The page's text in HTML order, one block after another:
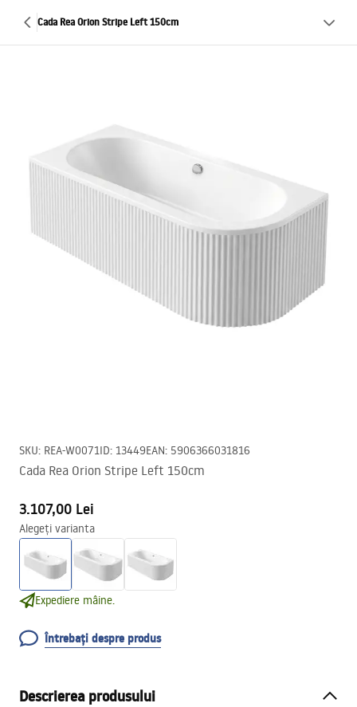
Cada Rea Orion Stripe Left 150cm
SKU: REA-W0071ID: 13449EAN: 5906366031816
Cada Rea Orion Stripe Left 150cm
3.107,00 Lei
Alegeți varianta
Expediere mâine.
Întrebați despre produs
Descrierea produsului